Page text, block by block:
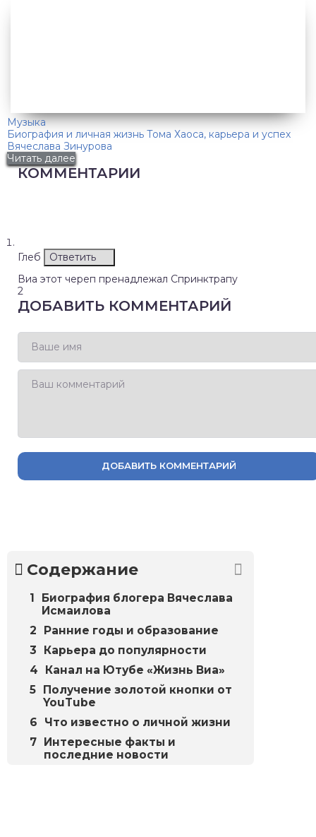
Музыка
Биография и личная жизнь Тома Хаоса, карьера и успех
Вячеслава Зинурова
Читать далее
КОММЕНТАРИИ
Глеб
Ответить
Виа этот череп пренадлежал Спринктрапу
2
ДОБАВИТЬ КОММЕНТАРИЙ
ДОБАВИТЬ КОММЕНТАРИЙ
Содержание
Биография блогера Вячеслава
Исмаилова
Ранние годы и образование
Карьера до популярности
Канал на Ютубе «Жизнь Виа»
Получение золотой кнопки от
YouTube
Что известно о личной жизни
Интересные факты и
последние новости